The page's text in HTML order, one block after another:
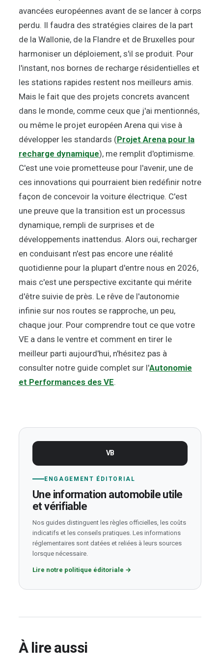
avancées européennes avant de se lancer à corps
perdu. Il faudra des stratégies claires de la part
de la Wallonie, de la Flandre et de Bruxelles pour
harmoniser un déploiement, s'il se produit. Pour
l'instant, nos bornes de recharge résidentielles et
les stations rapides restent nos meilleurs amis.
Mais le fait que des projets concrets avancent
dans le monde, comme ceux que j'ai mentionnés,
ou même le projet européen Arena qui vise à
développer les standards (Projet Arena pour la
recharge dynamique), me remplit d'optimisme.
C'est une voie prometteuse pour l'avenir, une de
ces innovations qui pourraient bien redéfinir notre
façon de concevoir la voiture électrique. C'est
une preuve que la transition est un processus
dynamique, rempli de surprises et de
développements inattendus. Alors oui, recharger
en conduisant n'est pas encore une réalité
quotidienne pour la plupart d'entre nous en 2026,
mais c'est une perspective excitante qui mérite
d'être suivie de près. Le rêve de l'autonomie
infinie sur nos routes se rapproche, un peu,
chaque jour. Pour comprendre tout ce que votre
VE a dans le ventre et comment en tirer le
meilleur parti aujourd'hui, n'hésitez pas à
consulter notre guide complet sur l'Autonomie
et Performances des VE.
VB
ENGAGEMENT ÉDITORIAL
Une information automobile utile
et vérifiable
Nos guides distinguent les règles officielles, les coûts
indicatifs et les conseils pratiques. Les informations
réglementaires sont datées et reliées à leurs sources
lorsque nécessaire.
Lire notre politique éditoriale →
À lire aussi